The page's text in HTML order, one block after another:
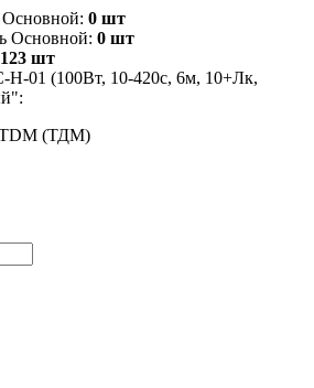
Основной: 0 шт
Основной: 0 шт
шт
01 (100Вт, 10-420с, 6м, 10+Лк,
TDM (ТДМ)